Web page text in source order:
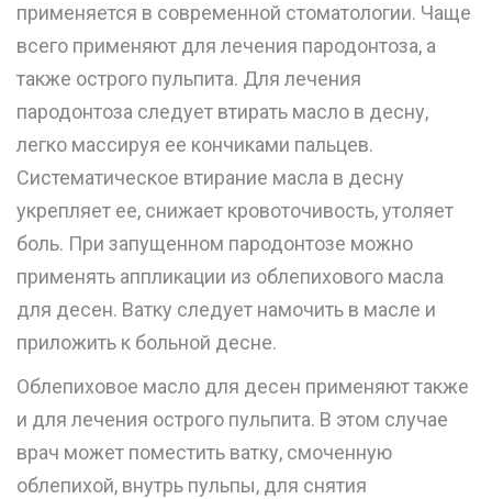
применяется в современной стоматологии. Чаще
всего применяют для лечения пародонтоза, а
также острого пульпита. Для лечения
пародонтоза следует втирать масло в десну,
легко массируя ее кончиками пальцев.
Систематическое втирание масла в десну
укрепляет ее, снижает кровоточивость, утоляет
боль. При запущенном пародонтозе можно
применять аппликации из облепихового масла
для десен. Ватку следует намочить в масле и
приложить к больной десне.
Облепиховое масло для десен применяют также
и для лечения острого пульпита. В этом случае
врач может поместить ватку, смоченную
облепихой, внутрь пульпы, для снятия